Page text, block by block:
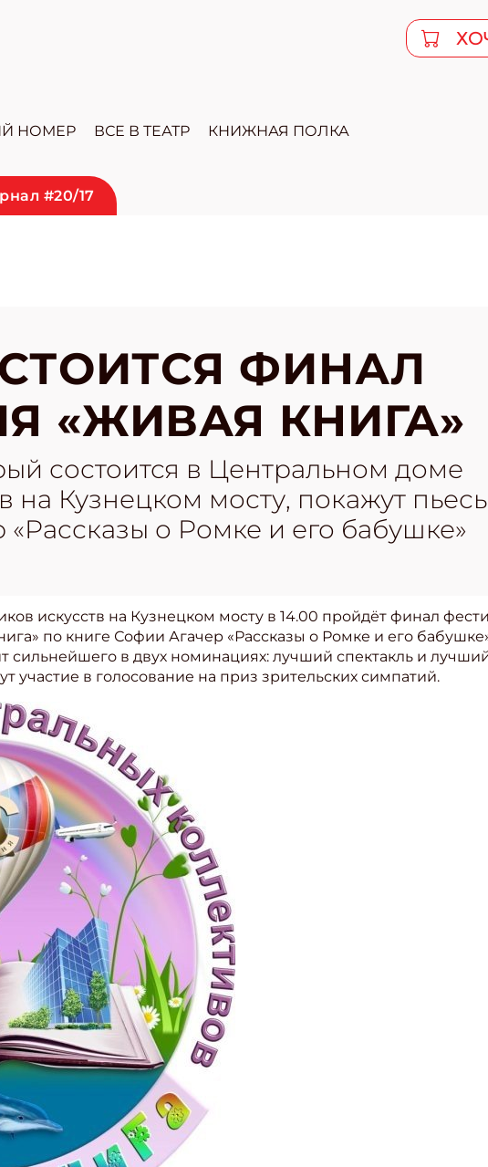
НОМЕР ВСЕ В ТЕАТР КНИЖНАЯ ПОЛКА
#20/17
ФИНАЛ
«ЖИВАЯ КНИГА»
состоится в Центральном доме
на Кузнецком мосту, покажут
о Ромке и его бабушке»
искусств на Кузнецком мосту в 14.00 пройдёт финал
по книге Софии Агачер «Рассказы о Ромке и его
в двух номинациях: лучший спектакль и
участие в голосование на приз зрительских симпатий.